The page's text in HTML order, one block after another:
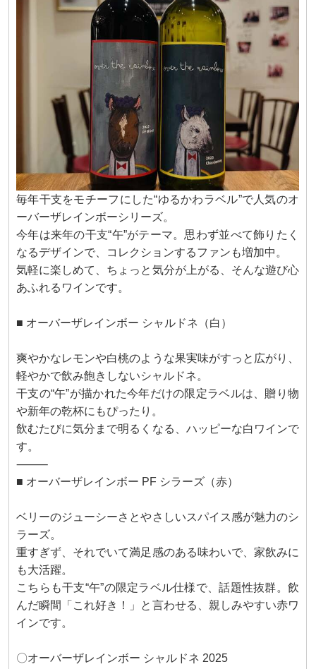
毎年干支をモチーフにした“ゆるかわラベル”で人気のオ
ーバーザレインボーシリーズ。
今年は来年の干支“午”がテーマ。思わず並べて飾りたく
なるデザインで、コレクションするファンも増加中。
気軽に楽しめて、ちょっと気分が上がる、そんな遊び心
あふれるワインです。
■ オーバーザレインボー シャルドネ（白）
爽やかなレモンや白桃のような果実味がすっと広がり、
軽やかで飲み飽きしないシャルドネ。
干支の“午”が描かれた今年だけの限定ラベルは、贈り物
や新年の乾杯にもぴったり。
飲むたびに気分まで明るくなる、ハッピーな白ワインで
す。
⸻
■ オーバーザレインボー PF シラーズ（赤）
ベリーのジューシーさとやさしいスパイス感が魅力のシ
ラーズ。
重すぎず、それでいて満足感のある味わいで、家飲みに
も大活躍。
こちらも干支“午”の限定ラベル仕様で、話題性抜群。飲
んだ瞬間「これ好き！」と言わせる、親しみやすい赤ワ
インです。
〇オーバーザレインボー シャルドネ 2025